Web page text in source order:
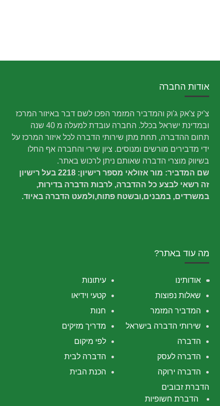
אודות החברה
צ'יק צ'אק ג'וק והמדביר המזמר הפכו לשם דבר באיזור המרכז
ובמדינת ישראל בכלל. החברה עובדת למעלה מ 40 שנה
תחום ההדברה, תחת מתן שירותי הדברה לכל איזור המרכז על
ידי מדבירים מורשים ומנוסים. ציון שירי והחברה אף החלו
בשיווק מוצרי הדברה שאותם ניתן לרכוש באתר.
שם המדביר: מור אזולאי מספר רישיון: 2218 בעל רישיון
זה רשאי לבצע כל ההדברה, לרבות הדברה בדירות,
במשרדים, במבנים,ובשטח פתוח,ולמעט הדברה באיוד.
מה עוד באתר?
עיתונות
אודותינו
קטעי וידיאו
שאלות נפוצות
חנות
המדביר המזמר
מדריך מזיקים
שירותי הדברה בישראל
לפי מיקום
הדברה
הדברה לבית
הדברה לעסק
הכנת הבית
הדברה ירוקה
הדברת זבובים
הדברת חשופיות